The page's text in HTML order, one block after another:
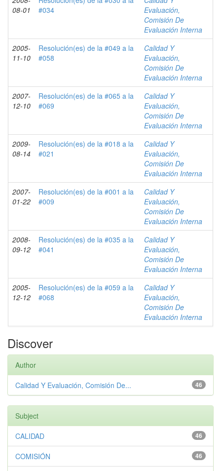
08-01
#034
Evaluación,
Comisión De
Evaluación Interna
2005-
11-10
Resolución(es) de la #049 a la
#058
Calidad Y
Evaluación,
Comisión De
Evaluación Interna
2007-
12-10
Resolución(es) de la #065 a la
#069
Calidad Y
Evaluación,
Comisión De
Evaluación Interna
2009-
08-14
Resolución(es) de la #018 a la
#021
Calidad Y
Evaluación,
Comisión De
Evaluación Interna
2007-
01-22
Resolución(es) de la #001 a la
#009
Calidad Y
Evaluación,
Comisión De
Evaluación Interna
2008-
09-12
Resolución(es) de la #035 a la
#041
Calidad Y
Evaluación,
Comisión De
Evaluación Interna
2005-
12-12
Resolución(es) de la #059 a la
#068
Calidad Y
Evaluación,
Comisión De
Evaluación Interna
Discover
Author
46
Calidad Y Evaluación, Comisión De...
Subject
46
CALIDAD
46
COMISIÓN